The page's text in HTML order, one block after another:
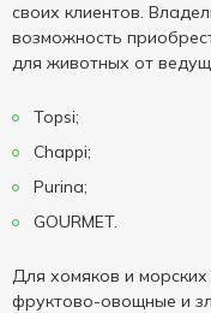
своих клиентов.
возможность
для животных от
Topsi;
Chappi;
Purina;
GOURMET.
Для хомяков и
фруктово-овощные и